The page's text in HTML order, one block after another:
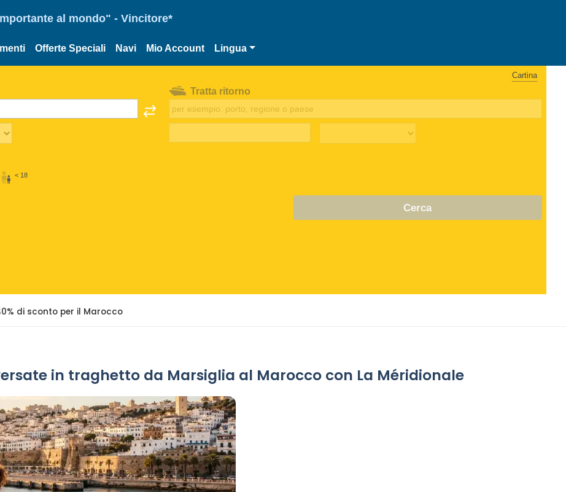
al mondo" - Vincitore*
Offerte Speciali Navi Mio Account Lingua
Cartina
< 18
Tratta ritorno
Cerca
di sconto per il Marocco
in traghetto da Marsiglia al Marocco con La Méridionale